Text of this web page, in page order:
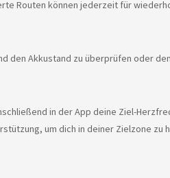
Routen können jederzeit für
den Akkustand zu überprüfen oder
in der App deine Ziel-
um dich in deiner Zielzone zu